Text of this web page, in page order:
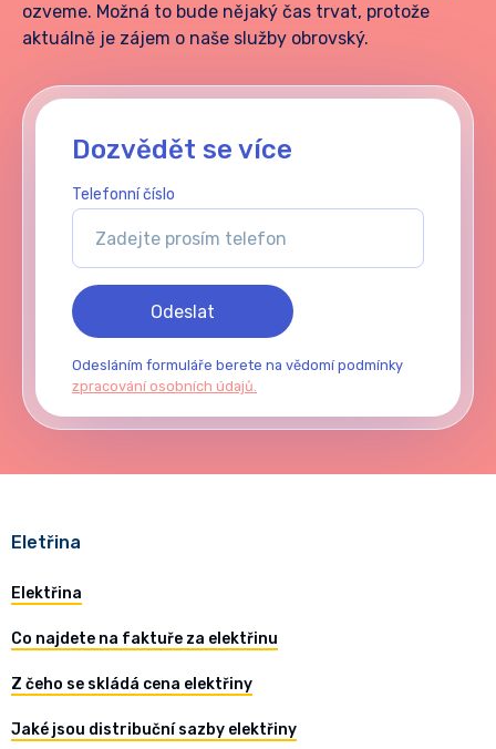
ozveme. Možná to bude nějaký čas trvat, protože
aktuálně je zájem o naše služby obrovský.
Dozvědět se více
Telefonní číslo
Odeslat
Odesláním formuláře berete na vědomí podmínky
zpracování osobních údajů.
Eletřina
Elektřina
Co najdete na faktuře za elektřinu
Z čeho se skládá cena elektřiny
Jaké jsou distribuční sazby elektřiny